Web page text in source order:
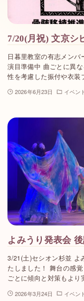
7/20(月祝) 文京シ
日暮里教室の有志メンバ
演目準備中 曲ごとに異
性を考慮した振付や衣
2026年6月23日 イベント
よみうり発表会
3/21(土)セシオン杉並 よ
たしました！ 舞台の感
ごとに傾向と対策もよ
2026年3月24日 イベント